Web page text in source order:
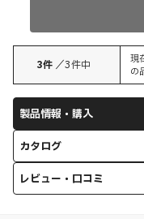
3件 ／3件中
現
の
製品情報・購入
カタログ
レビュー・口コミ